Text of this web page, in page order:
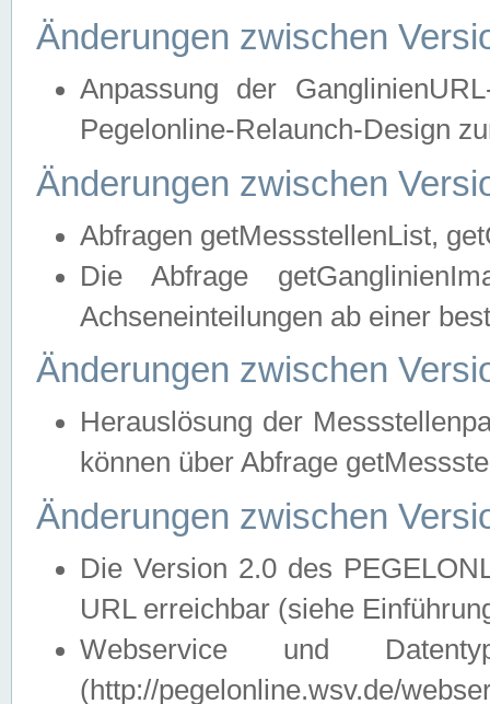
Änderungen zwischen
Anpassung der
Pegelonline-Relaunch-Design
Änderungen zwischen
Abfragen getMessstellenList,
Die Abfrage
Achseneinteilungen ab einer
Änderungen zwischen
Herauslösung der
können über Abfrage
Änderungen zwischen
Die Version 2.0 des
URL erreichbar (siehe
Webservice und
(http://pegelonline.wsv.de/